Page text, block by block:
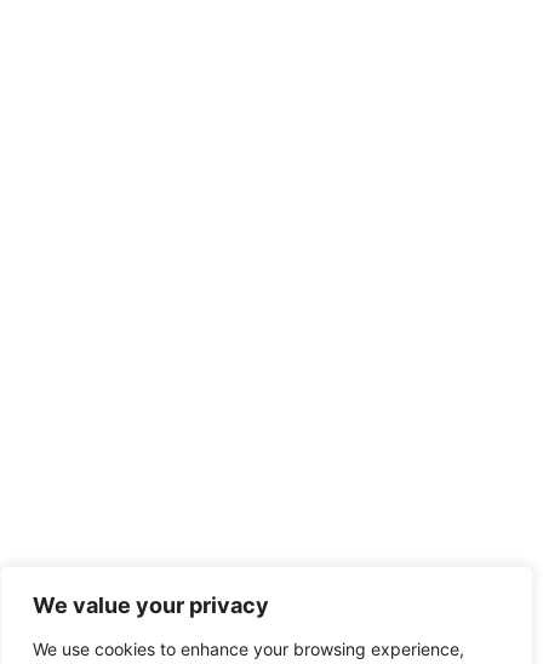
We value your privacy
We use cookies to enhance your browsing experience,